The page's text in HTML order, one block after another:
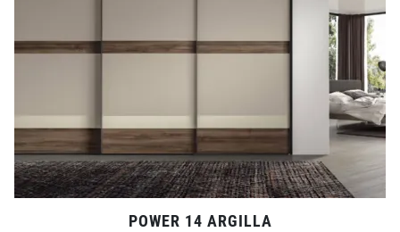
POWER 14 ARGILLA